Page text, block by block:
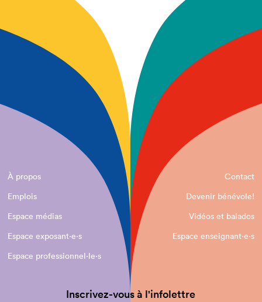
À propos
Contact
Emplois
Devenir bénévole!
Espace médias
Vidéos et balados
Espace exposant·e⋅s
Espace enseignant·e⋅s
Espace professionnel·le⋅s
Inscrivez-vous à l'infolettre